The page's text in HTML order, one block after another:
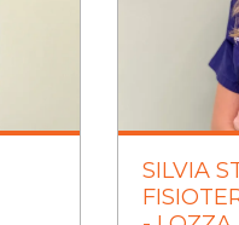
SILVIA